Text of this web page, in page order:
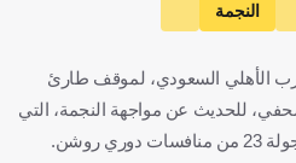
النجمة
الأهلي السعودي، لموقف طارئ
للحديث عن مواجهة النجمة، التي
روشن.